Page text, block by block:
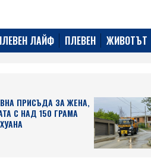
ЛАЙФ ПЛЕВЕН ЖИВОТЪТ
ПРИСЪДА ЗА ЖЕНА,
С НАД 150 ГРАМА